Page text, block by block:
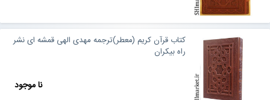
کتاب قرآن کریم (معطر)ترجمه مهدی الهی قمشه ای نشر
راه بیکران
نا موجود